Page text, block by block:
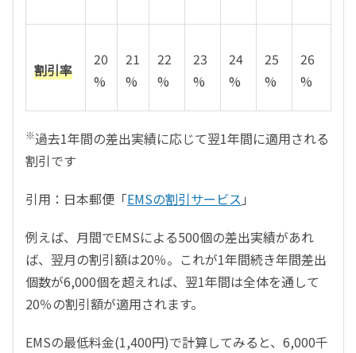
割引率
20
%
21
%
22
%
23
%
24
%
25
%
26
%
※過去1年間の差出実績に応じて翌1年間に適用される
割引です
引用：日本郵便「EMSの割引サービス 」
例えば、月間でEMSによる500個の差出実績があれ
ば、翌月の割引額は20％。これが1年間続き年間差出
個数が6,000個を超えれば、翌1年間は全体を通して
20％の割引額が適用されます。
EMSの最低料金(1,400円)で計算してみると、6,000千